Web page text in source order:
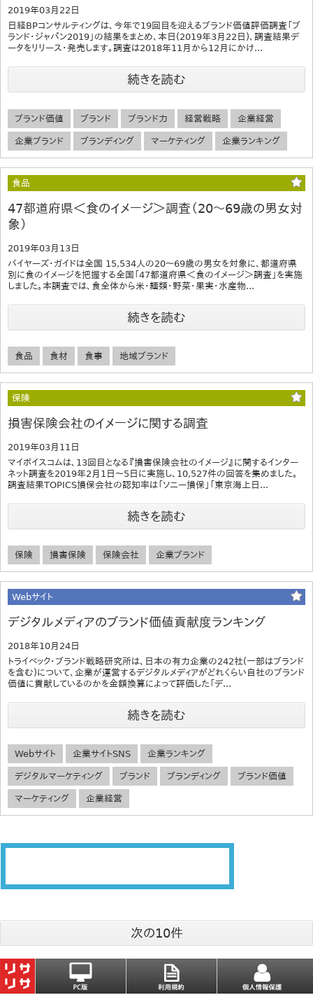
2019年03月22日
日経BPコンサルティングは、今年で19回目を迎えるブランド価値評価調査「ブ
ランド・ジャパン2019」の結果をまとめ、本日(2019年3月22日)、調査結果デ
ータをリリース・発売します。調査は2018年11月から12月にかけ...
続きを読む
ブランド価値 ブランド ブランド力 経営戦略 企業経営
企業ブランド ブランディング マーケティング 企業ランキング
食品
47都道府県＜食のイメージ＞調査（20～69歳の男女対
象）
2019年03月13日
バイヤーズ・ガイドは全国 15,534人の20～69歳の男女を対象に、都道府県
別に食のイメージを把握する全国「47都道府県＜食のイメージ＞調査」を実施
しました。本調査では、食全体から米・麺類・野菜・果実・水産物...
続きを読む
食品 食材 食事 地域ブランド
保険
損害保険会社のイメージに関する調査
2019年03月11日
マイボイスコムは、13回目となる『損害保険会社のイメージ』に関するインター
ネット調査を2019年2月1日～5日に実施し、10,527件の回答を集めました。
調査結果TOPICS損保会社の認知率は「ソニー損保」「東京海上日...
続きを読む
保険 損害保険 保険会社 企業ブランド
Webサイト
デジタルメディアのブランド価値貢献度ランキング
2018年10月24日
トライベック・ブランド戦略研究所は、日本の有力企業の242社(一部はブランド
を含む)について、企業が運営するデジタルメディアがどれくらい自社のブランド
価値に貢献しているのかを金額換算によって評価した「デ...
続きを読む
Webサイト 企業サイトSNS 企業ランキング
デジタルマーケティング ブランド ブランディング ブランド価値
マーケティング 企業経営
次の10件